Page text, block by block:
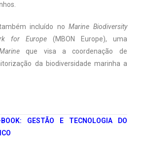
incluído noMarine Biodiversity
for Europe (MBON Europe), uma
que visa a coordenação de
da biodiversidade marinha a
BOOK: GESTÃO E TECNOLOGIA DO